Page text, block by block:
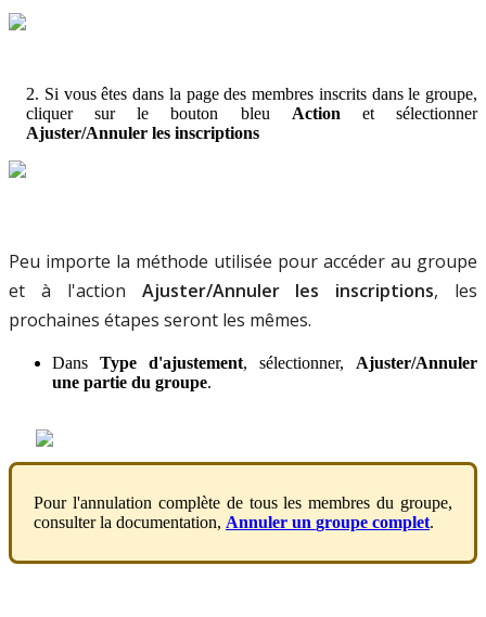
2. Si vous êtes dans la page des membres inscrits dans le groupe,
cliquer sur le bouton bleu Action et sélectionner
Ajuster/Annuler les inscriptions
Peu importe la méthode utilisée pour accéder au groupe
et
à l'action Ajuster/Annuler les inscriptions,
les
prochaines étapes seront les mêmes.
Dans Type d'ajustement, sélectionner, Ajuster/Annuler
une partie du groupe.
Pour l'annulation complète de tous les membres du groupe,
consulter la documentation, Annuler un groupe complet.